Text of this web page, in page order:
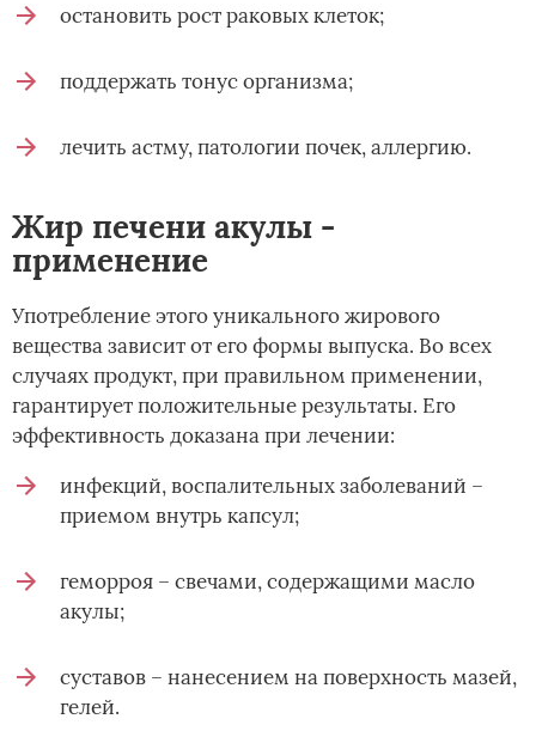
остановить рост раковых клеток;
поддержать тонус организма;
лечить астму, патологии почек, аллергию.
Жир печени акулы -
применение
Употребление этого уникального жирового
вещества зависит от его формы выпуска. Во всех
случаях продукт, при правильном применении,
гарантирует положительные результаты. Его
эффективность доказана при лечении:
инфекций, воспалительных заболеваний –
приемом внутрь капсул;
геморроя – свечами, содержащими масло
акулы;
суставов – нанесением на поверхность мазей,
гелей.